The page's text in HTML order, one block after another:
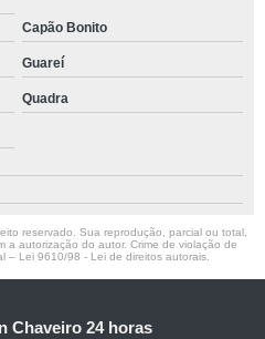
Capão Bonito
Guareí
Quadra
reservado. Sua reprodução, parcial ou total,
a autorização do autor. Crime de violação de
– Lei 9610/98 - Lei de direitos autorais
Chaveiro 24 horas